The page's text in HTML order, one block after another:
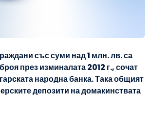
със суми над 1 млн. лв. са
през изминалата 2012 г., сочат
народна банка. Така общият
депозити на домакинствата